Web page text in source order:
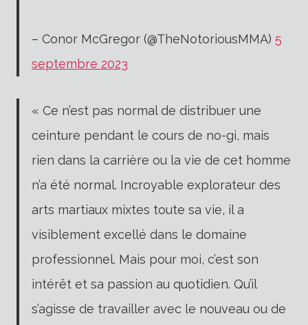
– Conor McGregor (@TheNotoriousMMA) 5
septembre 2023
« Ce n’est pas normal de distribuer une
ceinture pendant le cours de no-gi, mais
rien dans la carrière ou la vie de cet homme
n’a été normal. Incroyable explorateur des
arts martiaux mixtes toute sa vie, il a
visiblement excellé dans le domaine
professionnel. Mais pour moi, c’est son
intérêt et sa passion au quotidien. Qu’il
s’agisse de travailler avec le nouveau ou de